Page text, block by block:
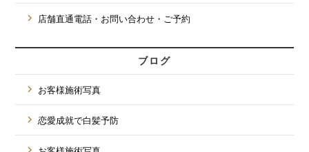
店舗直通電話・お問い合わせ・ご予約
ブログ
お客様施術写真
恋愛成就で白髪予防